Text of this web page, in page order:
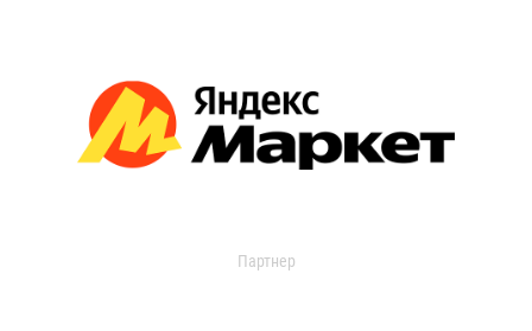
Партнер